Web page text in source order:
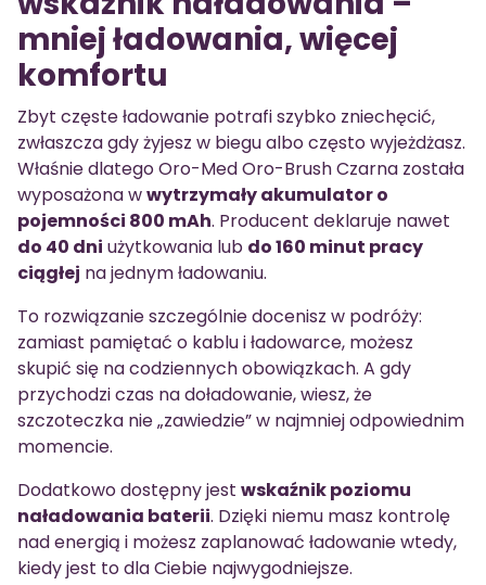
mniej ładowania, więcej
komfortu
Zbyt częste ładowanie potrafi szybko zniechęcić,
zwłaszcza gdy żyjesz w biegu albo często wyjeżdżasz.
Właśnie dlatego Oro-Med Oro-Brush Czarna została
wyposażona wwytrzymały akumulator o
pojemności 800 mAh. Producent deklaruje nawet
do 40 dni użytkowania lub do 160 minut pracy
ciągłej na jednym ładowaniu.
To rozwiązanie szczególnie docenisz w podróży:
zamiast pamiętać o kablu i ładowarce, możesz
skupić się na codziennych obowiązkach. A gdy
przychodzi czas na doładowanie, wiesz, że
szczoteczka nie „zawiedzie” w najmniej odpowiednim
momencie.
Dodatkowo dostępny jest wskaźnik poziomu
naładowania baterii. Dzięki niemu masz kontrolę
nad energią i możesz zaplanować ładowanie wtedy,
kiedy jest to dla Ciebie najwygodniejsze.